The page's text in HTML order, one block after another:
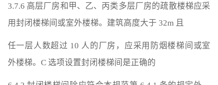
3.7.6 高层厂房和甲、乙、丙类多层厂房的疏散楼梯应采
用封闭楼梯间或室外楼梯。建筑高度大于 32m 且
任一层人数超过 10 人的厂房，应采用防烟楼梯间或室
外楼梯。C 选项设置封闭楼梯间是正确的